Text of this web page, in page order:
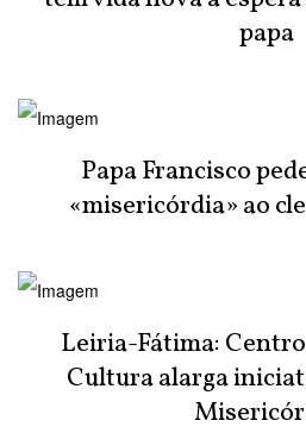
papa
Papa Francisco
«misericórdia» ao
Leiria-Fátima:
Cultura alarga